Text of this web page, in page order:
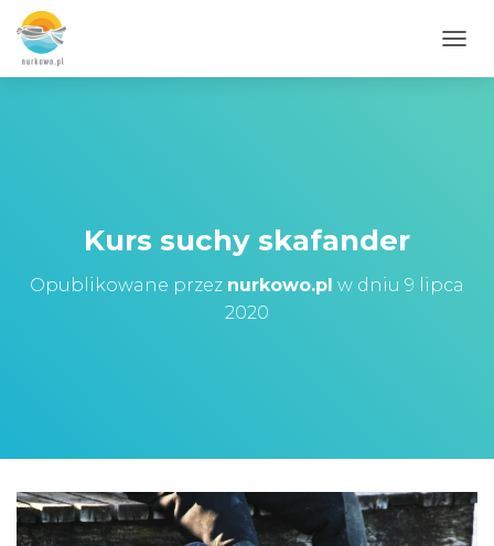
Kurs suchy skafander
Opublikowane przez nurkowo.pl w dniu 9 lipca
2020